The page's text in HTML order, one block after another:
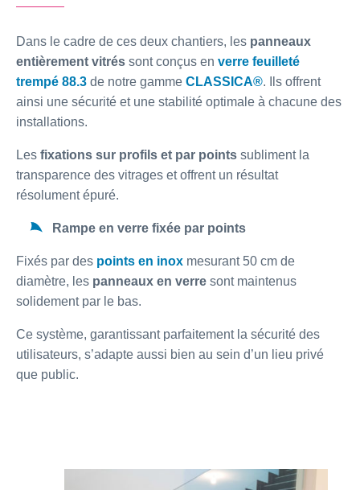
Dans le cadre de ces deux chantiers, les panneaux
entièrement vitrés sont conçus en verre feuilleté
trempé 88.3 de notre gamme CLASSICA®. Ils offrent
ainsi une sécurité et une stabilité optimale à chacune des
installations.
Les fixations sur profils et par points subliment la
transparence des vitrages et offrent un résultat
résolument épuré.
Rampe en verre fixée par points
Fixés par des points en inox mesurant 50 cm de
diamètre, les panneaux en verre sont maintenus
solidement par le bas.
Ce système, garantissant parfaitement la sécurité des
utilisateurs, s’adapte aussi bien au sein d’un lieu privé
que public.